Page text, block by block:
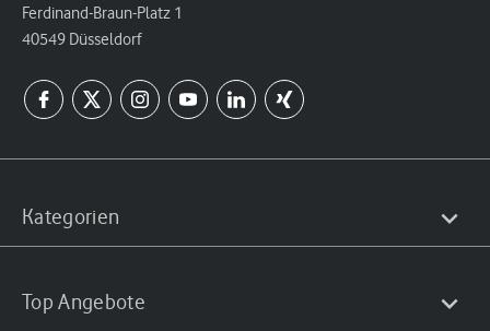
Ferdinand-Braun-Platz 1
40549 Düsseldorf
Kategorien
Top Angebote